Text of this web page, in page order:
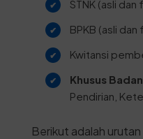
STNK (asli
BPKB (asli
Kwitansi
Khusus
Pendirian,
Berikut adalah